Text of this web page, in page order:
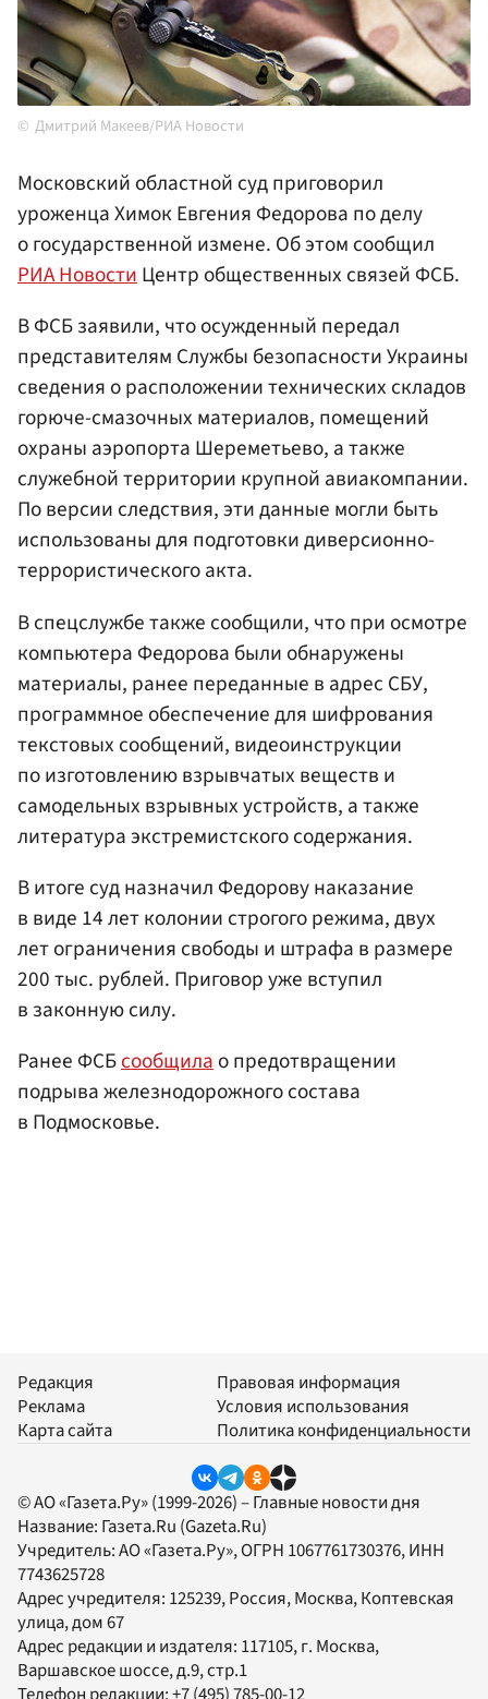
Дмитрий Макеев/РИА Новости
Московский областной суд приговорил
уроженца Химок Евгения Федорова по делу
о государственной измене. Об этом сообщил
РИА НовостиЦентр общественных связей ФСБ.
В ФСБ заявили, что осужденный передал
представителям Службы безопасности Украины
сведения о расположении технических складов
горюче-смазочных материалов, помещений
охраны аэропорта Шереметьево, а также
служебной территории крупной авиакомпании.
По версии следствия, эти данные могли быть
использованы для подготовки диверсионно-
террористического акта.
В спецслужбе также сообщили, что при осмотре
компьютера Федорова были обнаружены
материалы, ранее переданные в адрес СБУ,
программное обеспечение для шифрования
текстовых сообщений, видеоинструкции
по изготовлению взрывчатых веществ и
самодельных взрывных устройств, а также
литература экстремистского содержания.
В итоге суд назначил Федорову наказание
в виде 14 лет колонии строгого режима, двух
лет ограничения свободы и штрафа в размере
200 тыс. рублей. Приговор уже вступил
в законную силу.
Ранее ФСБсообщилао предотвращении
подрыва железнодорожного состава
в Подмосковье.
Редакция
Реклама
Карта сайта
Правовая информация
Условия использования
Политика конфиденциальности
© АО «Газета.Ру» (1999-2026) – Главные новости дня
Название: Газета.Ru (Gazeta.Ru)
Учредитель:АО «Газета.Ру», ОГРН 1067761730376, ИНН
7743625728
Адрес учредителя: 125239, Россия, Москва, Коптевская
улица, дом 67
Адрес редакции и издателя: 117105, г. Москва,
Варшавское шоссе, д.9, стр.1